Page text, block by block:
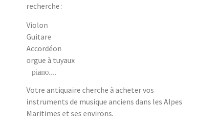
recherche :
Violon
Guitare
Accordéon
orgue à tuyaux
piano....
Votre antiquaire cherche à acheter vos
instruments de musique anciens dans les Alpes
Maritimes et ses environs.